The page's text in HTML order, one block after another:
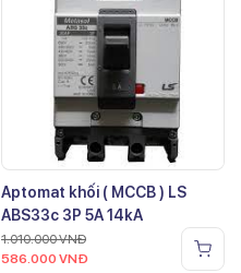
Aptomat khối ( MCCB ) LS
ABS33c 3P 5A 14kA
1.010.000VNĐ
586.000 VNĐ